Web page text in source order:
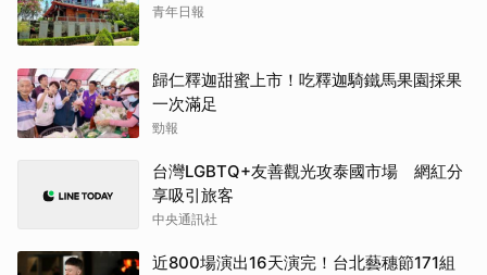
青年日報
歸仁釋迦甜蜜上市！吃釋迦騎鐵馬果園採果
一次滿足
勁報
台灣LGBTQ+友善觀光攻泰國市場 網紅分
享吸引旅客
中央通訊社
近800場演出16天演完！台北藝穗節171組